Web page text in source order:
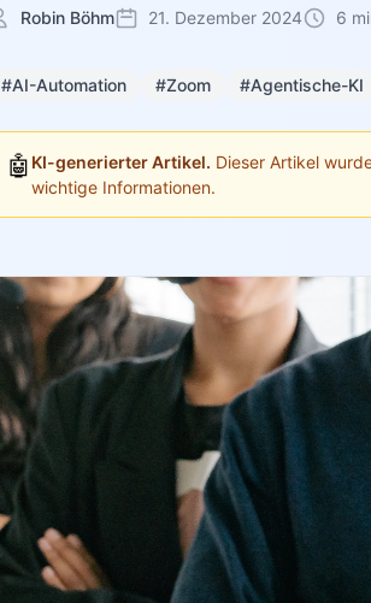
Robin Böhm 21. Dezember 2024 6
#AI-Automation #Zoom #Agentische-KI
🤖 KI-generierter Artikel. Dieser Artikel
wichtige Informationen.